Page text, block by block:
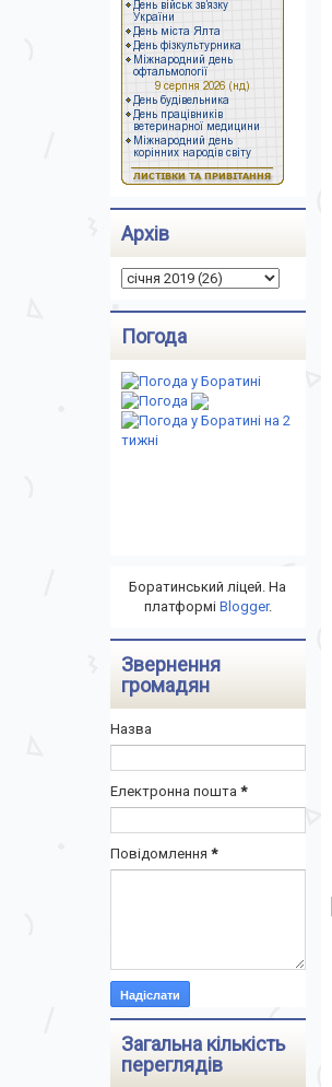
Архів
Погода
Боратинський ліцей. На
платформі Blogger.
Звернення
громадян
Назва
Електронна пошта *
Повідомлення *
Загальна кількість
переглядів